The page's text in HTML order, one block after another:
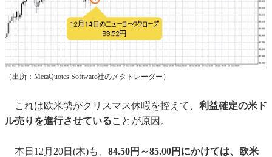
（出所：MetaQuotes Software社のメタトレーダー）
これは欧米勢がクリスマス休暇を控えて、 利益確定の米ド
ル売りを進行させていることが原因。
本日12月20日(木)も、 84.50円～85.00円にかけては、欧米